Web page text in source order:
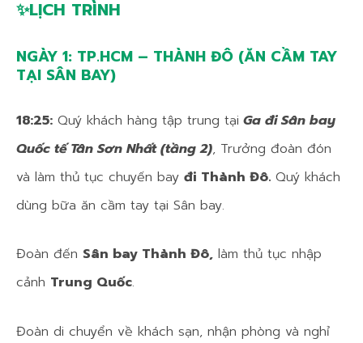
✨LỊCH TRÌNH
NGÀY 1: TP.HCM – THÀNH ĐÔ (ĂN CẦM TAY
TẠI SÂN BAY)
18:25: Quý khách hàng tập trung tại Ga đi Sân bay
Quốc tế Tân Sơn Nhất (tầng 2), Trưởng đoàn đón
và làm thủ tục chuyến bay đi Thành Đô. Quý khách
dùng bữa ăn cầm tay tại Sân bay.
Đoàn đến Sân bay Thành Đô, làm thủ tục nhập
cảnh Trung Quốc.
Đoàn di chuyển về khách sạn, nhận phòng và nghỉ